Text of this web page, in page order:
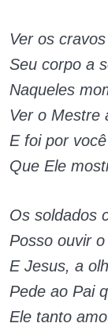
Ver os
Seu corpo a
Naqueles
Ver o Mestre
E foi por você
Que Ele
Os soldados
Posso ouvir
E Jesus, a
Pede ao Pai
Ele tanto